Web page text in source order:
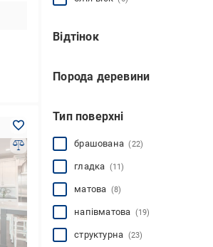
Відтінок
комбінований(1)
сірий(1)
темний(7)
показати всі
Порода деревини
Тип поверхні
брашована(22)
гладка (11)
матова (8)
напівматова (19)
cтруктурна (23)